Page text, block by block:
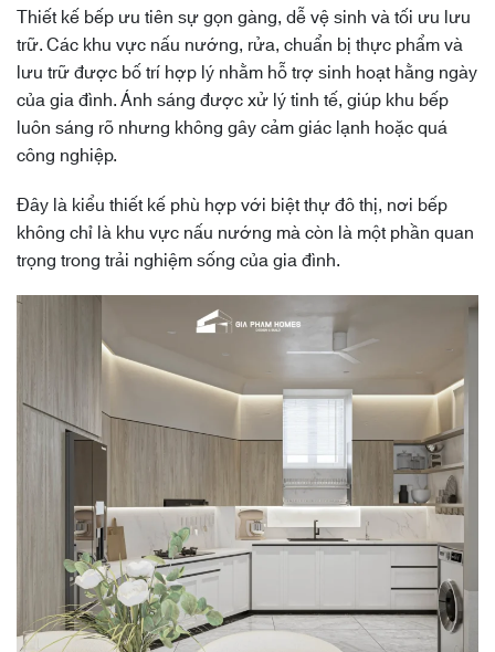
Thiết kế bếp ưu tiên sự gọn gàng, dễ vệ sinh và tối ưu lưu
trữ. Các khu vực nấu nướng, rửa, chuẩn bị thực phẩm và
lưu trữ được bố trí hợp lý nhằm hỗ trợ sinh hoạt hằng ngày
của gia đình. Ánh sáng được xử lý tinh tế, giúp khu bếp
luôn sáng rõ nhưng không gây cảm giác lạnh hoặc quá
công nghiệp.
Đây là kiểu thiết kế phù hợp với biệt thự đô thị, nơi bếp
không chỉ là khu vực nấu nướng mà còn là một phần quan
trọng trong trải nghiệm sống của gia đình.